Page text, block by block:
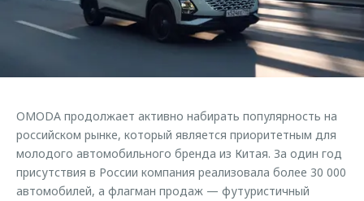
Страхование
Кредитный калькулятор
Оригинальные аксессуары
Запчасти
Трейд-ин
Клиентская поддержка
Клуб владельцев OMODA
Аксессуары
Одежда и сувениры
Оригинальные аксессуары
Обратная связь
OMODA продолжает активно набирать популярность на
российском рынке, который является приоритетным для
молодого автомобильного бренда из Китая. За один год
присутствия в России компания реализовала более 30 000
автомобилей, а флагман продаж — футуристичный